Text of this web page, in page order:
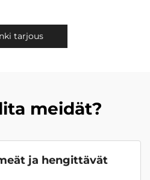
tarjous
meidät?
ja hengittävät